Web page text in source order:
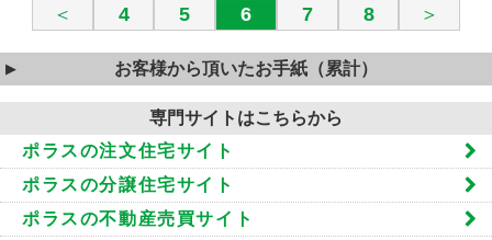
＜ 4 5 6 7 8 ＞
お客様から頂いたお手紙（累計）
専門サイトはこちらから
ポラスの注文住宅サイト
ポラスの分譲住宅サイト
ポラスの不動産売買サイト